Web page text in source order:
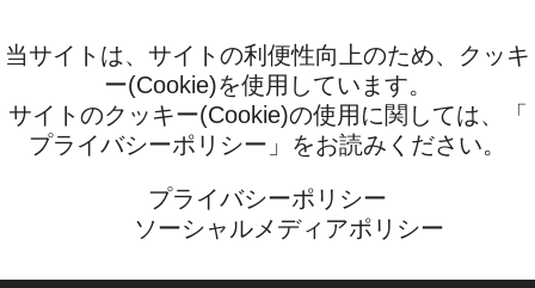
当サイトは、サイトの利便性向上のため、クッキ
ー(Cookie)を使用しています。
サイトのクッキー(Cookie)の使用に関しては、「
プライバシーポリシー 」をお読みください。
プライバシーポリシー
ソーシャルメディアポリシー